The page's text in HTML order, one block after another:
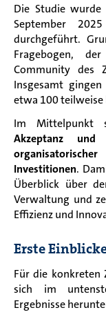
Die Studie
September
durchgeführt.
Fragebogen,
Community des
Insgesamt
etwa 100
Im Mittelpunkt
Akzeptanz und
Investitionen.
Überblick über
Verwaltung und
Effizienz und
Erste
Für die konkreten
sich im
Ergebnisse